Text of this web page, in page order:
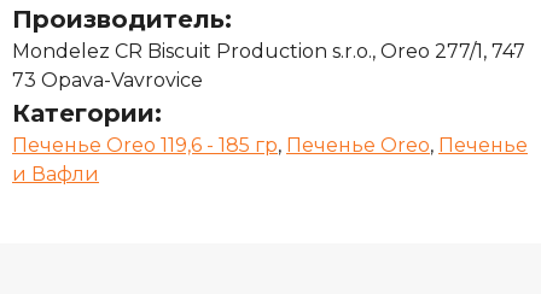
Производитель:
Mondelez CR Biscuit Production s.r.o., Oreo 277/1, 747
73 Opava-Vavrovice
Категории:
Печенье Oreo 119,6 - 185 гр, Печенье Oreo, Печенье
и Вафли